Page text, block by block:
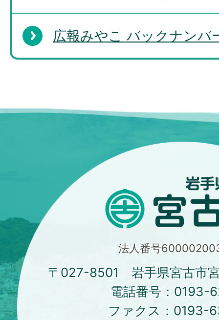
広報みやこ バックナンバ
法人番号
〒027-8501 岩手県宮古市
電話番号： 0193-
ファクス： 0193-